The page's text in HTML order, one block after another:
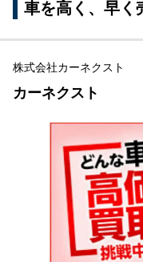
車を高く、早く
株式会社カーネクスト
カーネクスト